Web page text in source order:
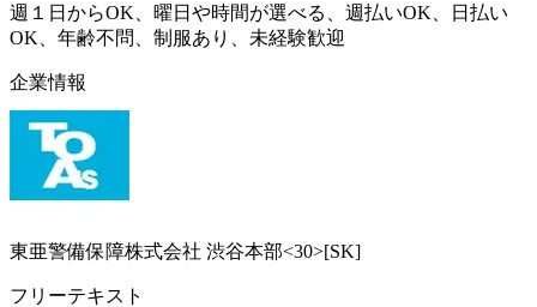
週１日からOK、曜日や時間が選べる、週払いOK、日払い
OK、年齢不問、制服あり、未経験歓迎
企業情報
東亜警備保障株式会社 渋谷本部<30>[SK]
フリーテキスト